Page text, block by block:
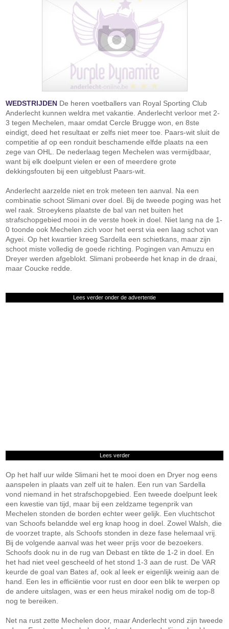
WEDSTRIJDEN De heren voetballers van Royal Sporting Club
Anderlecht kunnen weldra met vakantie. Anderlecht verloor met 2-
3 tegen Mechelen, maar omdat Cercle Brugge won, en 8ste
eindigt, deed het resultaat er zelfs niet meer toe. Paars-wit sluit de
competitie af op een ronduit beschamende elfde plaats na een
zege van OHL. De nederlaag tegen Mechelen was vermijdbaar,
want bij elk doelpunt vielen er een of meerdere grote
dekkingsfouten bij een uitgeblust Paars-wit.
Anderlecht aarzelde niet en trok meteen ten aanval. Na een
combinatie schoot Slimani over doel. Bij de tweede poging was het
wel raak. Stroeykens plaatste de bal van net buiten het
strafschopgebied mooi in de verste hoek in doel. Niet lang na de 1-
0 toonde ook Mechelen zich voor het eerst via een laag schot van
Agyei. Op het kwartier kreeg Sardella een schietkans, maar zijn
schoot miste volledig de goede richting. Pogingen van Amuzu en
Dreyer werden afgeblokt. Slimani probeerde het knap in de draai,
maar Coucke redde.
Lees verder onder de advertentie
Lees verder
Op het half uur wilde Slimani het te mooi doen en Dryer nog eens
aanspelen in plaats van zelf uit te halen. Een run van Sardella
vond niemand in het strafschopgebied. Een tweede doelpunt leek
een kwestie van tijd, maar bij een zeldzame tegenprik van
Mechelen stonden de borden echter weer gelijk. Een vluchtschot
van Schoofs belandde wel erg knap hoog in doel. Zowel Walsh, die
de voorzet trapte, als Schoofs stonden in deze fase helemaal vrij.
Bij de volgende aanval was het weer prijs voor de bezoekers.
Schoofs dook nu in de rug van Debast en tikte de 1-2 in doel. En
het had niet veel gescheeld of het stond 1-3 aan de rust. De VAR
keurde de goal van Bates af, ook al leek er eigenlijk weinig aan de
hand. Een les in efficiëntie voor rust en door een blik te werpen op
de andere uitslagen, was er een heus mirakel nodig om de top-8
nog te bereiken.
Net na rust zette Mechelen door, maar Anderlecht vond zijn tweede